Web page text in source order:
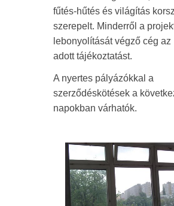
fűtés-hűtés és világítás
szerepelt. Minderről a
lebonyolítását végző cég
adott tájékoztatást.
A nyertes pályázókkal a
szerződéskötések a
napokban várhatók.